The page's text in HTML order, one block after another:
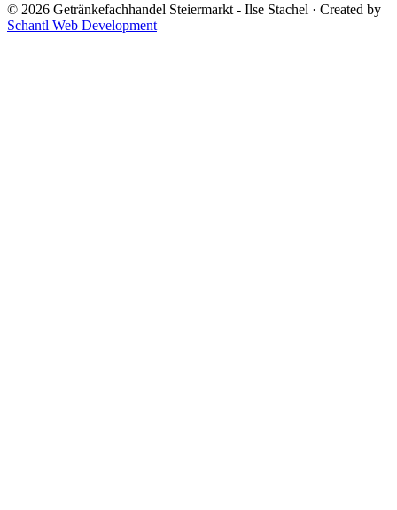
© 2026 Getränkefachhandel Steiermarkt - Ilse Stachel · Created by
Schantl Web Development